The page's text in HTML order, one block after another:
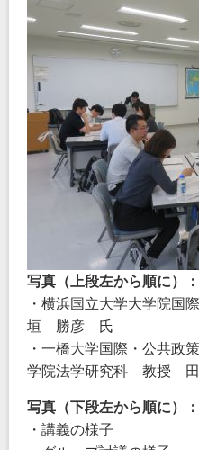
写真（上段左から順に）：
・横浜国立大学大学院
垣 勝彦 氏
・一橋大学国際・公共
学院法学研究科 教授
写真（下段左から順に）：
・講義の様子